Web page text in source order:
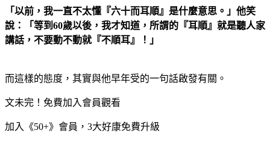
「以前，我一直不太懂『六十而耳順』是什麼意思。」他笑
說：「等到60歲以後，我才知道，所謂的『耳順』就是聽人家
講話，不要動不動就『不順耳』！」
而這樣的態度，其實與他早年受的一句話啟發有關。
文未完！免費加入會員觀看
加入《50+》會員，3大好康免費升級